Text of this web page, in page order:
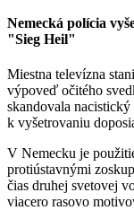
Nemecká polícia
"Sieg Heil"
Miestna televízna
výpoveď očitého
skandovala
k vyšetrovaniu
V Nemecku je
protiústavnými
čias druhej svetovej
viacero rasovo